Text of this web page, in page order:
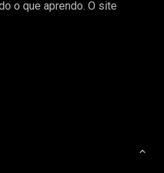
o que aprendo. O site